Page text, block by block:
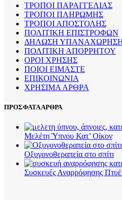
ΤΡΟΠΟΙ ΠΑΡΑΓΓΕΛΙΑΣ
ΤΡΟΠΟΙ ΠΛΗΡΩΜΗΣ
ΤΡΟΠΟΙ ΑΠΟΣΤΟΛΗΣ
ΠΟΛΙΤΙΚΗ ΕΠΙΣΤΡΟΦΩΝ
ΔΗΛΩΣΗ
ΠΟΛΙΤΙΚΗ ΑΠΟΡΡΗΤΟΥ
ΟΡΟΙ ΧΡΗΣΗΣ
ΠΟΙΟΙ ΕΙΜΑΣΤΕ
ΕΠΙΚΟΙΝΩΝΙΑ
ΧΡΗΣΙΜΑ ΑΡΘΡΑ
ΠΡΟΣΦΑΤΑ ΑΡΘΡΑ
Μελέτη Ύπνου Κατ’ Οίκον
Οξυγονοθεραπεία στο σπίτι
Συσκευές Αναρρόφησης